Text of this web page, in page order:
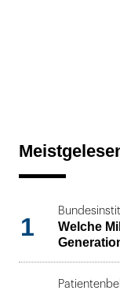
1
Welche